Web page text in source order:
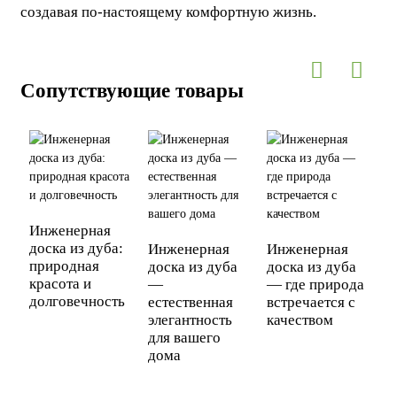
создавая по-настоящему комфортную жизнь.
Сопутствующие товары
Инженерная
доска из дуба:
природная
красота и
долговечность
Инженерная
доска из дуба
—
естественная
элегантность
для вашего
дома
Инженерная
доска из дуба
— где природа
встречается с
качеством